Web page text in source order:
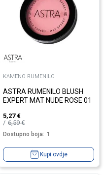
KAMENO RUMENILO
ASTRA RUMENILO BLUSH
EXPERT MAT NUDE ROSE 01
5,27 €
6,59€
Dostupno boja: 1
Kupi ovdje